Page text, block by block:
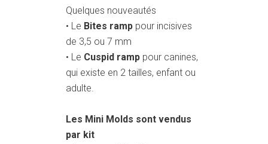
Quelques nouveautés
• Le Bites ramp pour incisives
de 3,5 ou 7 mm
• Le Cuspid ramp pour canines,
qui existe en 2 tailles, enfant ou
adulte.
Les Mini Molds sont vendus
par kit